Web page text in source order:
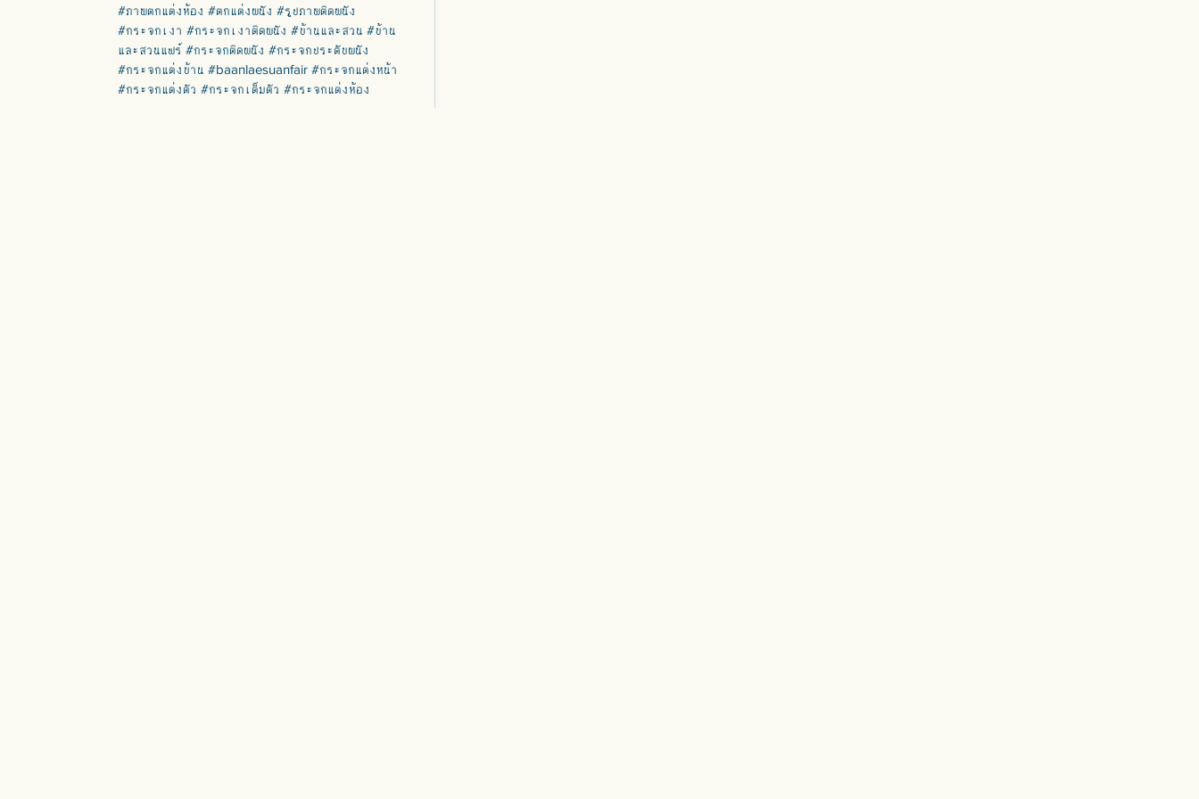
#ภาพตกแต่งห้อง #ตกแต่งผนัง #รูปภาพติดผนัง
#กระจกเงา #กระจกเงาติดผนัง #บ้านและสวน #บ้าน
และสวนแฟร์ #กระจกติดผนัง #กระจกประดับผนัง
#กระจกแต่งบ้าน #baanlaesuanfair #กระจกแต่งหน้า
#กระจกแต่งตัว #กระจกเต็มตัว #กระจกแต่งห้อง